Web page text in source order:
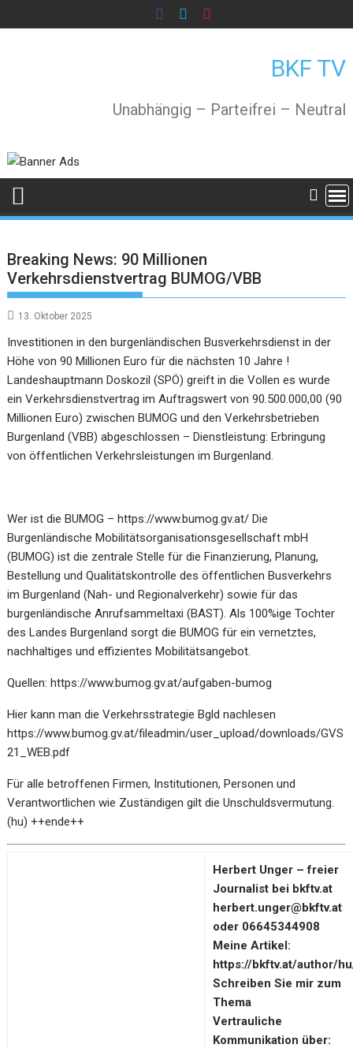
to
BKF TV
Unabhängig – Parteifrei – Neutral
Breaking News: 90 Millionen
Verkehrsdienstvertrag BUMOG/VBB
13. Oktober 2025
Investitionen in den burgenländischen Busverkehrsdienst in der
Höhe von 90 Millionen Euro für die nächsten 10 Jahre !
Landeshauptmann Doskozil (SPÖ) greift in die Vollen es wurde
ein Verkehrsdienstvertrag im Auftragswert von 90.500.000,00 (90
Millionen Euro) zwischen BUMOG und den Verkehrsbetrieben
Burgenland (VBB) abgeschlossen – Dienstleistung: Erbringung
von öffentlichen Verkehrsleistungen im Burgenland.
Wer ist die BUMOG –https://www.bumog.gv.at/ Die
Burgenländische Mobilitätsorganisationsgesellschaft mbH
(BUMOG) ist die zentrale Stelle für die Finanzierung, Planung,
Bestellung und Qualitätskontrolle des öffentlichen Busverkehrs
im Burgenland (Nah- und Regionalverkehr) sowie für das
burgenländische Anrufsammeltaxi (BAST). Als 100%ige Tochter
des Landes Burgenland sorgt die BUMOG für ein vernetztes,
nachhaltiges und effizientes Mobilitätsangebot.
Quellen:https://www.bumog.gv.at/aufgaben-bumog
Hier kann man die Verkehrsstrategie Bgld nachlesen
https://www.bumog.gv.at/fileadmin/user_upload/downloads/GVS
21_WEB.pdf
Für alle betroffenen Firmen, Institutionen, Personen und
Verantwortlichen wie Zuständigen gilt die Unschuldsvermutung.
(hu) ++ende++
Herbert Unger – freier
Journalist bei bkftv.at
herbert.unger@bkftv.at
oder 06645344908
Meine Artikel:
https://bkftv.at/author/
Schreiben Sie mir zum
Thema
Vertrauliche
Kommunikation über: